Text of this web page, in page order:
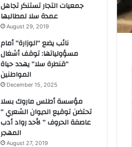
جمعيات التجار تستنكر تجاهل
عمدة سلا لمطالبها
August 29, 2019
نائب يضع “الوزارة” أمام
مسؤولياتها: توقف أشغال
“قنطرة سلا” يهدد حياة
المواطنين
December 15, 2025
مؤسسة أطلس ماروك بسلا
تحتضن توقيع الديوان الشعري ”
عاصفة الحروف ” لأحد رواد أدب
المهجر
August 27, 2019